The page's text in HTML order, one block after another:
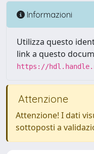
Informazioni
Utilizza questo
link a questo
https://
Attenzione
Attenzione! I dati
sottoposti a